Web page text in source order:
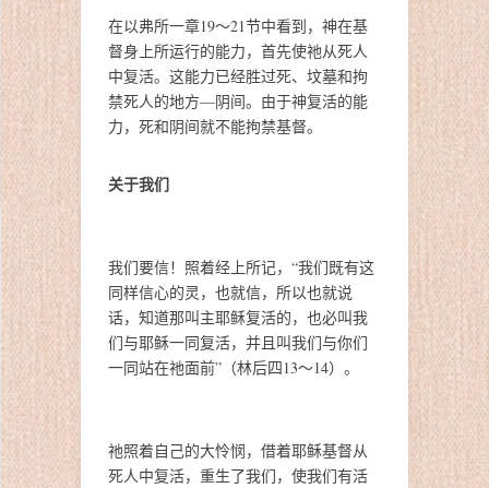
在以弗所一章19～21节中看到，神在基
督身上所运行的能力，首先使祂从死人
中复活。这能力已经胜过死、坟墓和拘
禁死人的地方—阴间。由于神复活的能
力，死和阴间就不能拘禁基督。
关于我们
我们要信！照着经上所记，“我们既有这
同样信心的灵，也就信，所以也就说
话，知道那叫主耶稣复活的，也必叫我
们与耶稣一同复活，并且叫我们与你们
一同站在祂面前”（林后四13～14）。
祂照着自己的大怜悯，借着耶稣基督从
死人中复活，重生了我们，使我们有活